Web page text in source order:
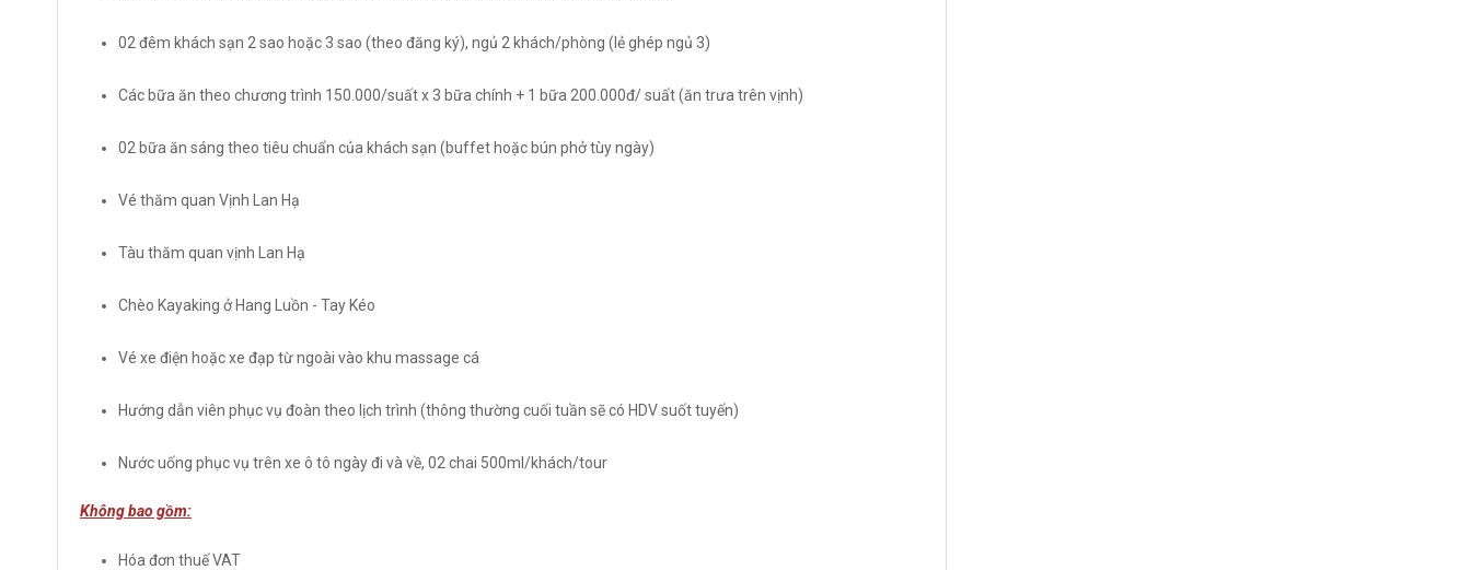
02 đêm khách sạn 2 sao hoặc 3 sao (theo đăng ký), ngủ 2 khách/phòng (lẻ ghép ngủ 3)
Các bữa ăn theo chương trình 150.000/suất x 3 bữa chính + 1 bữa 200.000đ/ suất (ăn trưa trên vịnh)
02 bữa ăn sáng theo tiêu chuẩn của khách sạn (buffet hoặc bún phở tùy ngày)
Vé thăm quan Vịnh Lan Hạ
Tàu thăm quan vịnh Lan Hạ
Chèo Kayaking ở Hang Luồn - Tay Kéo
Vé xe điện hoặc xe đạp từ ngoài vào khu massage cá
Hướng dẫn viên phục vụ đoàn theo lịch trình (thông thường cuối tuần sẽ có HDV suốt tuyến)
Nước uống phục vụ trên xe ô tô ngày đi và về, 02 chai 500ml/khách/tour
Không bao gồm:
Hóa đơn thuế VAT